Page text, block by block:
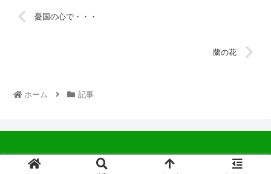
憂国の心で・・・
蘭の花
ホーム 記事
© 2022 中広会長ブログ.